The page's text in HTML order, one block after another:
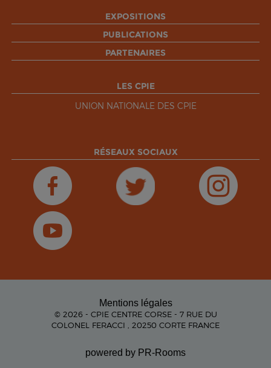
EXPOSITIONS
PUBLICATIONS
PARTENAIRES
LES CPIE
UNION NATIONALE DES CPIE
RÉSEAUX SOCIAUX
Mentions légales
© 2026 - CPIE CENTRE CORSE - 7 RUE DU
COLONEL FERACCI , 20250 CORTE FRANCE
powered by PR-Rooms